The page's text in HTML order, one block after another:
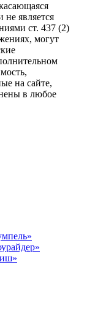
является
ст. 437 (2)
могут
на сайте,
в любое